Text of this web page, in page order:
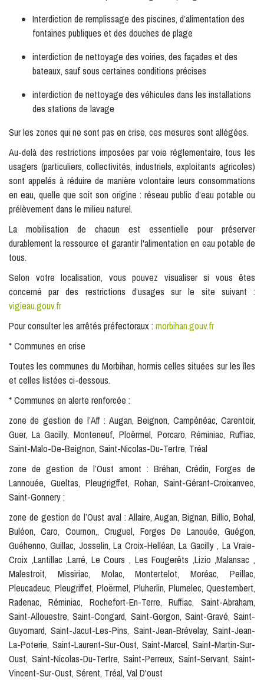
Interdiction de remplissage des piscines, d’alimentation des
fontaines publiques et des douches de plage
interdiction de nettoyage des voiries, des façades et des
bateaux, sauf sous certaines conditions précises
interdiction de nettoyage des véhicules dans les installations
des stations de lavage
Sur les zones qui ne sont pas en crise, ces mesures sont allégées.
Au-delà des restrictions imposées par voie réglementaire, tous les
usagers (particuliers, collectivités, industriels, exploitants agricoles)
sont appelés à réduire de manière volontaire leurs consommations
en eau, quelle que soit son origine : réseau public d’eau potable ou
prélèvement dans le milieu naturel.
La mobilisation de chacun est essentielle pour préserver
durablement la ressource et garantir l'alimentation en eau potable de
tous.
Selon votre localisation, vous pouvez visualiser si vous êtes
concerné par des restrictions d’usages sur le site suivant :
vigieau.gouv.fr
Pour consulter les arrêtés préfectoraux : morbihan.gouv.fr
* Communes en crise
Toutes les communes du Morbihan, hormis celles situées sur les îles
et celles listées ci-dessous.
* Communes en alerte renforcée :
zone de gestion de l’Aff : Augan, Beignon, Campénéac, Carentoir,
Guer, La Gacilly, Monteneuf, Ploërmel, Porcaro, Réminiac, Ruffiac,
Saint-Malo-De-Beignon, Saint-Nicolas-Du-Tertre, Tréal
zone de gestion de l’Oust amont : Bréhan, Crédin, Forges de
Lannouée, Gueltas, Pleugrigffet, Rohan, Saint-Gérant-Croixanvec,
Saint-Gonnery ;
zone de gestion de l’Oust aval : Allaire, Augan, Bignan, Billio, Bohal,
Buléon, Caro, Cournon,, Cruguel, Forges De Lanouée, Guégon,
Guéhenno, Guillac, Josselin, La Croix-Helléan, La Gacilly , La Vraie-
Croix ,Lantillac ,Larré, Le Cours , Les Fougerêts ,Lizio ,Malansac ,
Malestroit, Missiriac, Molac, Montertelot, Moréac, Peillac,
Pleucadeuc, Pleugriffet, Ploërmel, Pluherlin, Plumelec, Questembert,
Radenac, Réminiac, Rochefort-En-Terre, Ruffiac, Saint-Abraham,
Saint-Allouestre, Saint-Congard, Saint-Gorgon, Saint-Gravé, Saint-
Guyomard, Saint-Jacut-Les-Pins, Saint-Jean-Brévelay, Saint-Jean-
La-Poterie, Saint-Laurent-Sur-Oust, Saint-Marcel, Saint-Martin-Sur-
Oust, Saint-Nicolas-Du-Tertre, Saint-Perreux, Saint-Servant, Saint-
Vincent-Sur-Oust, Sérent, Tréal, Val D'oust